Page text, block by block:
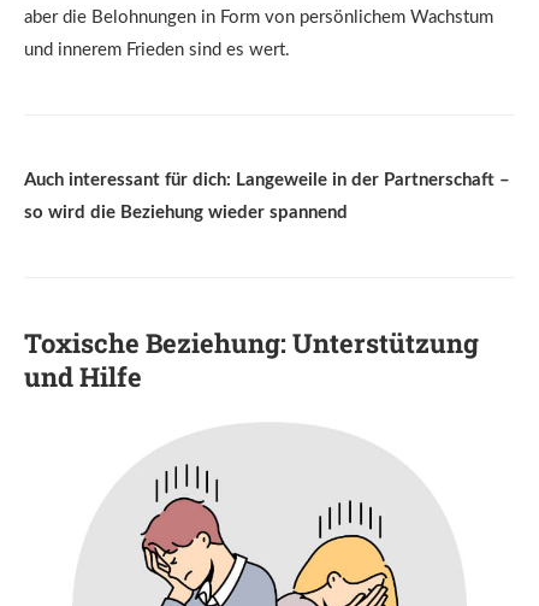
aber die Belohnungen in Form von persönlichem Wachstum
und innerem Frieden sind es wert.
Auch interessant für dich: Langeweile in der Partnerschaft –
so wird die Beziehung wieder spannend
Toxische Beziehung: Unterstützung
und Hilfe